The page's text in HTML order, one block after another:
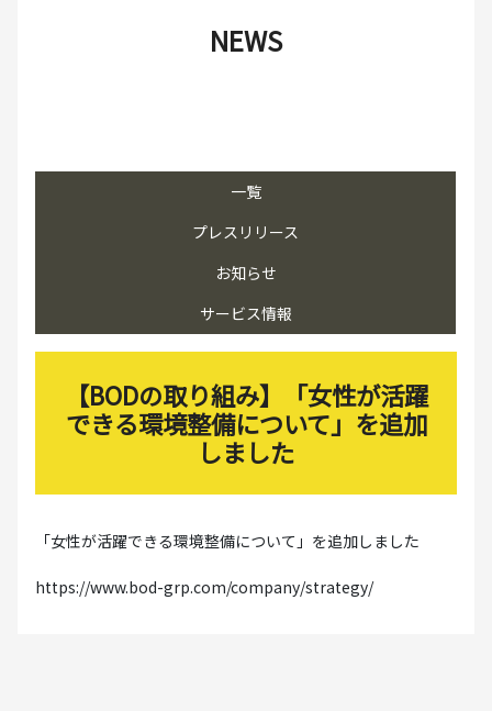
NEWS
一覧
プレスリリース
お知らせ
サービス情報
【BODの取り組み】「女性が活躍
できる環境整備について」を追加
しました
「女性が活躍できる環境整備について」を追加しました
https://www.bod-grp.com/company/strategy/